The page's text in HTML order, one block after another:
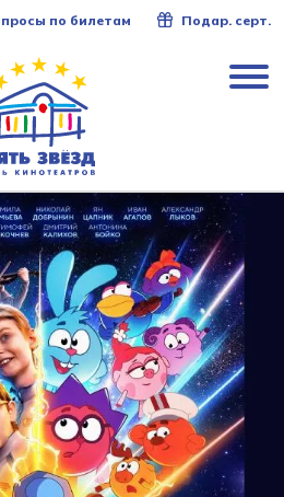
по билетам Подар. серт.